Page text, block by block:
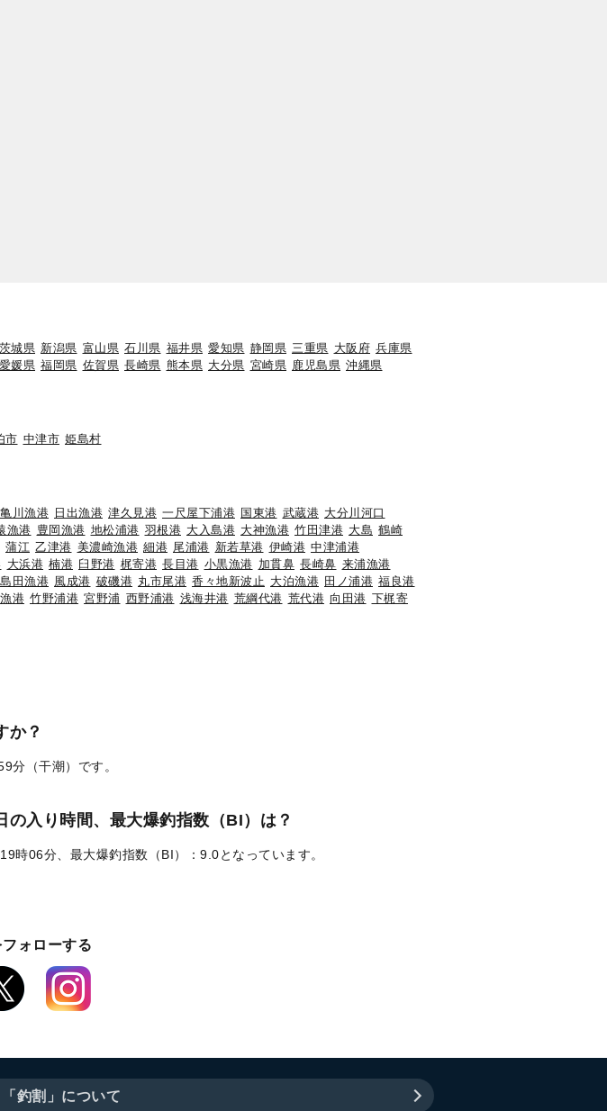
茨城県 新潟県 富山県 石川県 福井県 愛知県 静岡県 三重県 大阪府 兵庫県
愛媛県 福岡県 佐賀県 長崎県 熊本県 大分県 宮崎県 鹿児島県 沖縄県
市 中津市 姫島村
亀川漁港 日出漁港 津久見港 一尺屋下浦港 国東港 武蔵港 大分川河口
漁港 豊岡漁港 地松浦港 羽根港 大入島港 大神漁港 竹田津港 大島 鶴崎
蒲江 乙津港 美濃崎漁港 細港 尾浦港 新若草港 伊崎港 中津浦港
大浜港 楠港 臼野港 梶寄港 長目港 小黒漁港 加貫鼻 長崎鼻 来浦漁港
島田漁港 風成港 破磯港 丸市尾港 香々地新波止 大泊漁港 田ノ浦港 福良港
港 竹野浦港 宮野浦 西野浦港 浅海井港 荒綱代港 荒代港 向田港 下梶寄
か？
分（干潮）です。
入り時間、最大爆釣指数（BI）は？
時06分、最大爆釣指数（BI）：9.0となっています。
ォローする
釣割」について